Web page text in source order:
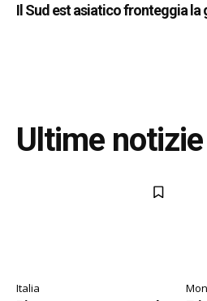
Il Sud est asiatico fronteggia la
Ultime notizie
Italia